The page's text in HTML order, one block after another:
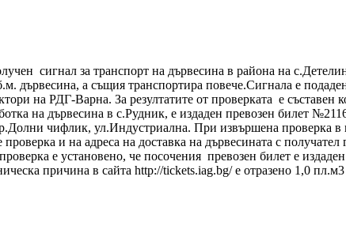
сигнал за транспорт на дървесина в района на
дървесина, а същия транспортира повече.Сигнала е
на РДГ-Варна. За резултатите от проверката е
на дървесина в с.Рудник, е издаден превозен билет
чифлик, ул.Индустриална. При извършена проверка
и на адреса на доставка на дървесината с
е установено, че посочения превозен билет е
причина в сайта http://tickets.iag.bg/ е отразено 1,0